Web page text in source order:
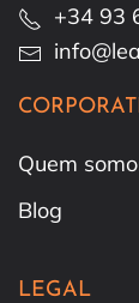
+34 93
Quem
Blog
LEGAL